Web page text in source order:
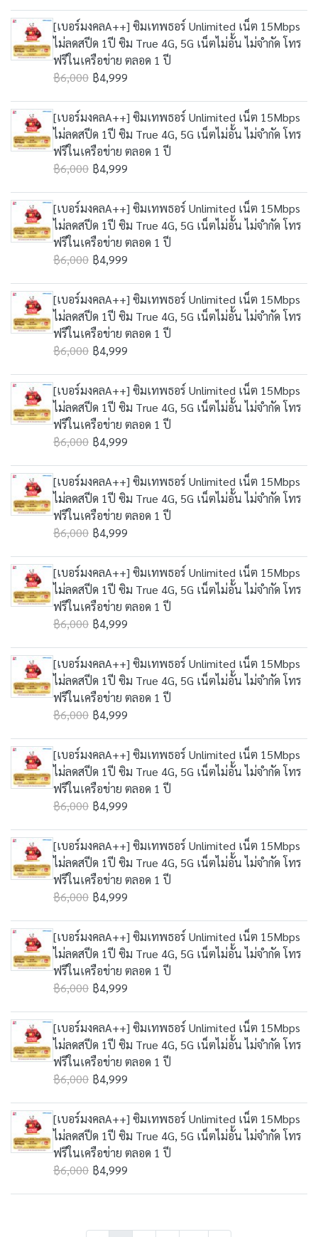
[เบอร์มงคลA++] ซิมเทพธอร์ Unlimited เน็ต 15Mbps
ไม่ลดสปีด 1ปี ซิม True 4G, 5G เน็ตไม่อั้น ไม่จำกัด โทร
ฟรีในเครือข่าย ตลอด 1 ปี
฿6,000 ฿4,999
[เบอร์มงคลA++] ซิมเทพธอร์ Unlimited เน็ต 15Mbps
ไม่ลดสปีด 1ปี ซิม True 4G, 5G เน็ตไม่อั้น ไม่จำกัด โทร
ฟรีในเครือข่าย ตลอด 1 ปี
฿6,000 ฿4,999
[เบอร์มงคลA++] ซิมเทพธอร์ Unlimited เน็ต 15Mbps
ไม่ลดสปีด 1ปี ซิม True 4G, 5G เน็ตไม่อั้น ไม่จำกัด โทร
ฟรีในเครือข่าย ตลอด 1 ปี
฿6,000 ฿4,999
[เบอร์มงคลA++] ซิมเทพธอร์ Unlimited เน็ต 15Mbps
ไม่ลดสปีด 1ปี ซิม True 4G, 5G เน็ตไม่อั้น ไม่จำกัด โทร
ฟรีในเครือข่าย ตลอด 1 ปี
฿6,000 ฿4,999
[เบอร์มงคลA++] ซิมเทพธอร์ Unlimited เน็ต 15Mbps
ไม่ลดสปีด 1ปี ซิม True 4G, 5G เน็ตไม่อั้น ไม่จำกัด โทร
ฟรีในเครือข่าย ตลอด 1 ปี
฿6,000 ฿4,999
[เบอร์มงคลA++] ซิมเทพธอร์ Unlimited เน็ต 15Mbps
ไม่ลดสปีด 1ปี ซิม True 4G, 5G เน็ตไม่อั้น ไม่จำกัด โทร
ฟรีในเครือข่าย ตลอด 1 ปี
฿6,000 ฿4,999
[เบอร์มงคลA++] ซิมเทพธอร์ Unlimited เน็ต 15Mbps
ไม่ลดสปีด 1ปี ซิม True 4G, 5G เน็ตไม่อั้น ไม่จำกัด โทร
ฟรีในเครือข่าย ตลอด 1 ปี
฿6,000 ฿4,999
[เบอร์มงคลA++] ซิมเทพธอร์ Unlimited เน็ต 15Mbps
ไม่ลดสปีด 1ปี ซิม True 4G, 5G เน็ตไม่อั้น ไม่จำกัด โทร
ฟรีในเครือข่าย ตลอด 1 ปี
฿6,000 ฿4,999
[เบอร์มงคลA++] ซิมเทพธอร์ Unlimited เน็ต 15Mbps
ไม่ลดสปีด 1ปี ซิม True 4G, 5G เน็ตไม่อั้น ไม่จำกัด โทร
ฟรีในเครือข่าย ตลอด 1 ปี
฿6,000 ฿4,999
[เบอร์มงคลA++] ซิมเทพธอร์ Unlimited เน็ต 15Mbps
ไม่ลดสปีด 1ปี ซิม True 4G, 5G เน็ตไม่อั้น ไม่จำกัด โทร
ฟรีในเครือข่าย ตลอด 1 ปี
฿6,000 ฿4,999
[เบอร์มงคลA++] ซิมเทพธอร์ Unlimited เน็ต 15Mbps
ไม่ลดสปีด 1ปี ซิม True 4G, 5G เน็ตไม่อั้น ไม่จำกัด โทร
ฟรีในเครือข่าย ตลอด 1 ปี
฿6,000 ฿4,999
[เบอร์มงคลA++] ซิมเทพธอร์ Unlimited เน็ต 15Mbps
ไม่ลดสปีด 1ปี ซิม True 4G, 5G เน็ตไม่อั้น ไม่จำกัด โทร
ฟรีในเครือข่าย ตลอด 1 ปี
฿6,000 ฿4,999
[เบอร์มงคลA++] ซิมเทพธอร์ Unlimited เน็ต 15Mbps
ไม่ลดสปีด 1ปี ซิม True 4G, 5G เน็ตไม่อั้น ไม่จำกัด โทร
ฟรีในเครือข่าย ตลอด 1 ปี
฿6,000 ฿4,999